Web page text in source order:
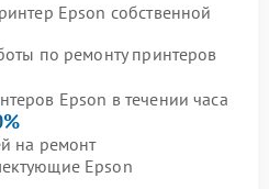
Epson собственной
по ремонту принтеров
Epson в течении часа
на ремонт
Epson